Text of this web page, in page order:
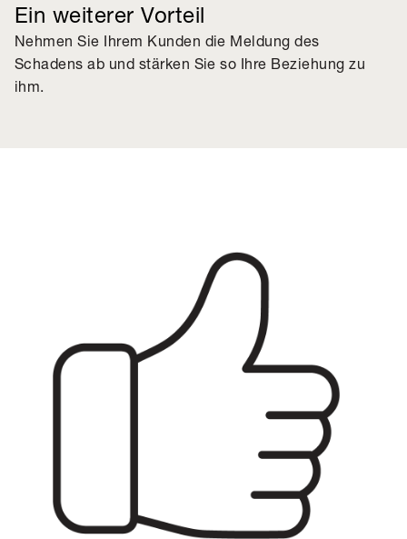
Ein weiterer Vorteil
Nehmen Sie Ihrem Kunden die Meldung des
Schadens ab und stärken Sie so Ihre Beziehung zu
ihm.